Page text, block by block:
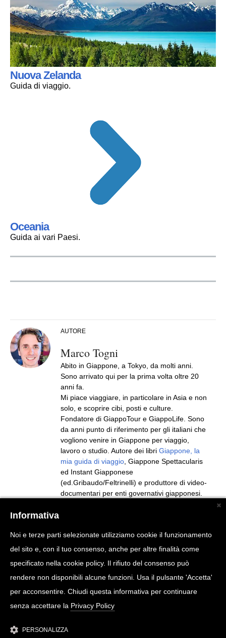
Nuova Zelanda
Guida di viaggio.
Oceania
Guida ai vari Paesi.
AUTORE
Marco Togni
Abito in Giappone, a Tokyo, da molti anni.
Sono arrivato qui per la prima volta oltre 20
anni fa.
Mi piace viaggiare, in particolare in Asia e non
solo, e scoprire cibi, posti e culture.
Fondatore di GiappoTour e GiappoLife. Sono
da anni punto di riferimento per gli italiani che
vogliono venire in Giappone per viaggio,
lavoro o studio. Autore dei libri Giappone, la
mia guida di viaggio , Giappone Spettacularis
ed Instant Giapponese
(ed.Gribaudo/Feltrinelli) e produttore di video-
documentari per enti governativi giapponesi.
Informativa
Noi e terze parti selezionate utilizziamo cookie il funzionamento
del sito e, con il tuo consenso, anche per altre finalità come
specificato nella cookie policy. Il rifiuto del consenso può
rendere non disponibili alcune funzioni. Usa il pulsante 'Accetta'
per acconsentire. Chiudi questa informativa per continuare
senza accettare la Privacy Policy
PERSONALIZZA